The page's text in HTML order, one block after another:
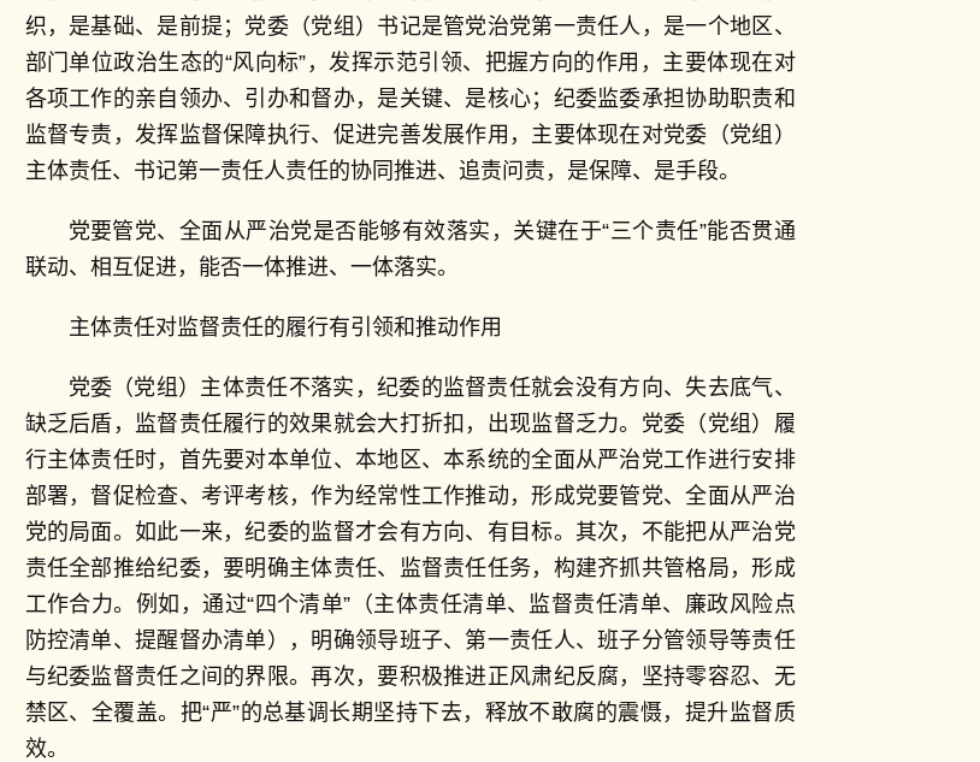
织，是基础、是前提；党委（党组）书记是管党治党第一责任人，是一个地区、
部门单位政治生态的“风向标”，发挥示范引领、把握方向的作用，主要体现在对
各项工作的亲自领办、引办和督办，是关键、是核心；纪委监委承担协助职责和
监督专责，发挥监督保障执行、促进完善发展作用，主要体现在对党委（党组）
主体责任、书记第一责任人责任的协同推进、追责问责，是保障、是手段。
党要管党、全面从严治党是否能够有效落实，关键在于“三个责任”能否贯通
联动、相互促进，能否一体推进、一体落实。
主体责任对监督责任的履行有引领和推动作用
党委（党组）主体责任不落实，纪委的监督责任就会没有方向、失去底气、
缺乏后盾，监督责任履行的效果就会大打折扣，出现监督乏力。党委（党组）履
行主体责任时，首先要对本单位、本地区、本系统的全面从严治党工作进行安排
部署，督促检查、考评考核，作为经常性工作推动，形成党要管党、全面从严治
党的局面。如此一来，纪委的监督才会有方向、有目标。其次，不能把从严治党
责任全部推给纪委，要明确主体责任、监督责任任务，构建齐抓共管格局，形成
工作合力。例如，通过“四个清单”（主体责任清单、监督责任清单、廉政风险点
防控清单、提醒督办清单），明确领导班子、第一责任人、班子分管领导等责任
与纪委监督责任之间的界限。再次，要积极推进正风肃纪反腐，坚持零容忍、无
禁区、全覆盖。把“严”的总基调长期坚持下去，释放不敢腐的震慑，提升监督质
效。